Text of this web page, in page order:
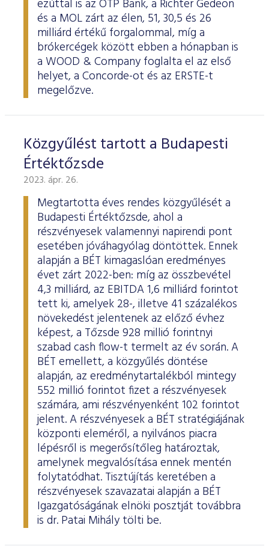
ezúttal is az OTP Bank, a Richter Gedeon
és a MOL zárt az élen, 51, 30,5 és 26
milliárd értékű forgalommal, míg a
brókercégek között ebben a hónapban is
a WOOD & Company foglalta el az első
helyet, a Concorde-ot és az ERSTE-t
megelőzve.
Közgyűlést tartott a Budapesti
Értéktőzsde
2023. ápr. 26.
Megtartotta éves rendes közgyűlését a
Budapesti Értéktőzsde, ahol a
részvényesek valamennyi napirendi pont
esetében jóváhagyólag döntöttek. Ennek
alapján a BÉT kimagaslóan eredményes
évet zárt 2022-ben: míg az összbevétel
4,3 milliárd, az EBITDA 1,6 milliárd forintot
tett ki, amelyek 28-, illetve 41 százalékos
növekedést jelentenek az előző évhez
képest, a Tőzsde 928 millió forintnyi
szabad cash flow-t termelt az év során. A
BÉT emellett, a közgyűlés döntése
alapján, az eredménytartalékból mintegy
552 millió forintot fizet a részvényesek
számára, ami részvényenként 102 forintot
jelent. A részvényesek a BÉT stratégiájának
központi eleméről, a nyilvános piacra
lépésről is megerősítőleg határoztak,
amelynek megvalósítása ennek mentén
folytatódhat. Tisztújítás keretében a
részvényesek szavazatai alapján a BÉT
Igazgatóságának elnöki posztját továbbra
is dr. Patai Mihály tölti be.